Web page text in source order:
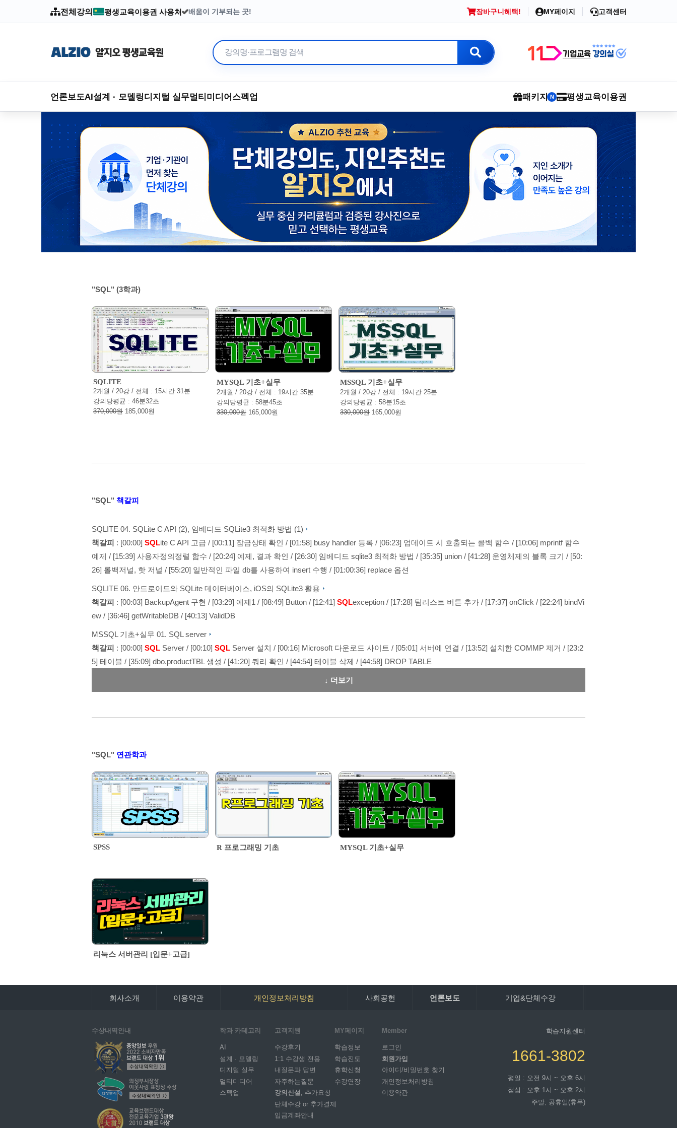
전체강의 평생교육이용권 사용처
배움이 기부되는 곳!
2003년부터 이어온 수강료 기부
장바구니혜택! MY페이지 고객센터
언론보도AI설계 · 모델링디지털 실무멀티미디어 스펙업 패키지 N 평생교육이용권
"SQL" (3학과)
SQLITE
2개월 / 20강 / 전체 : 15시간 31분
강의당평균 : 46분32초
370,000원 185,000원
MYSQL 기초+실무
2개월 / 20강 / 전체 : 19시간 35분
강의당평균 : 58분45초
330,000원 165,000원
MSSQL 기초+실무
2개월 / 20강 / 전체 : 19시간 25분
강의당평균 : 58분15초
330,000원 165,000원
"SQL" 책갈피
SQLITE 04. SQLite C API (2), 임베디드 SQLite3 최적화 방법 (1)
책갈피 : [00:00] SQLite C API 고급 / [00:11] 잠금상태 확인 / [01:58] busy handler 등록 / [06:23] 업데이트 시 호출되는 콜백 함수 / [10:06] mprintf 함수
예제 / [15:39] 사용자정의정렬 함수 / [20:24] 예제, 결과 확인 / [26:30] 임베디드 sqlite3 최적화 방법 / [35:35] union / [41:28] 운영체제의 블록 크기 / [50:
26] 롤백저널, 핫 저널 / [55:20] 일반적인 파일 db를 사용하여 insert 수행 / [01:00:36] replace 옵션
SQLITE 06. 안드로이드와 SQLite 데이터베이스, iOS의 SQLite3 활용
책갈피 : [00:03] BackupAgent 구현 / [03:29] 예제1 / [08:49] Button / [12:41] SQLexception / [17:28] 팀리스트 버튼 추가 / [17:37] onClick / [22:24] bindVi
ew / [36:46] getWritableDB / [40:13] ValidDB
MSSQL 기초+실무 01. SQL server
책갈피 : [00:00] SQL Server / [00:10] SQL Server 설치 / [00:16] Microsoft 다운로드 사이트 / [05:01] 서버에 연결 / [13:52] 설치한 COMMP 제거 / [23:2
5] 테이블 / [35:09] dbo.productTBL 생성 / [41:20] 쿼리 확인 / [44:54] 테이블 삭제 / [44:58] DROP TABLE
↓ 더보기
"SQL" 연관학과
SPSS R 프로그래밍 기초 MYSQL 기초+실무
리눅스 서버관리 [입문+고급]
회사소개 이용약관 개인정보처리방침 사회공헌 언론보도 기업&단체수강
수상내역안내 학과 카테고리
AI
설계 · 모델링
디지털 실무
멀티미디어
스펙업
고객지원
수강후기
1:1 수강생 전용
내질문과 답변
자주하는질문
강의신설
, 추가요청
단체수강 or 추가결제
입금계좌안내
MY페이지
학습정보
학습진도
휴학신청
수강연장
Member
로그인
회원가입
아이디/비밀번호 찾기
개인정보처리방침
이용약관
학습지원센터
1661-3802
평일 : 오전 9시 ~ 오후 6시
점심 : 오후 1시 ~ 오후 2시
주말, 공휴일(휴무)